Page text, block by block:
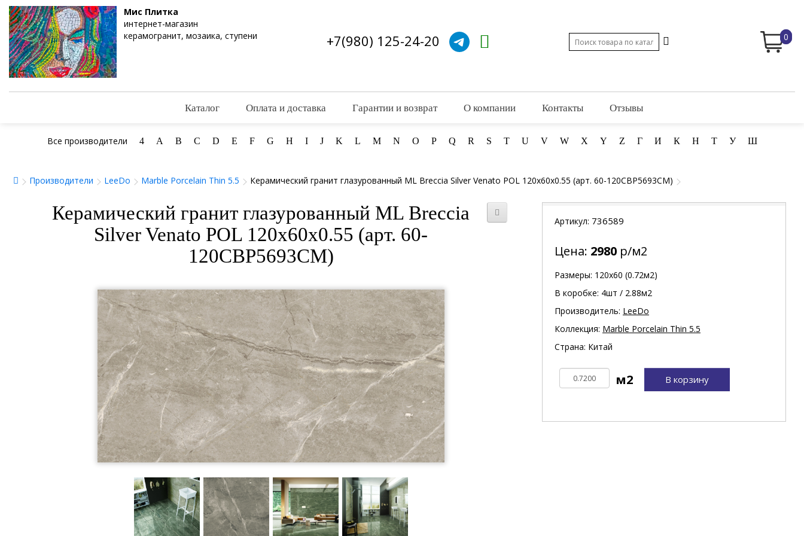
Мис Плитка
интернет-магазин
керамогранит, мозаика, ступени
+7(980) 125-24-20 0
Каталог Оплата и доставка Гарантии и возврат О компании Контакты Отзывы
Все производители 4 A B C D E F G H I J K L M N O P Q R S T U V W X Y Z Г И К Н Т У Ш
Производители LeeDo Marble Porcelain Thin 5.5 Керамический гранит глазурованный ML Breccia Silver Venato POL 120x60x0.55 (арт. 60-120CBP5693CM)
Керамический гранит глазурованный ML Breccia
Silver Venato POL 120x60x0.55 (арт. 60-
120CBP5693CM)
Артикул: 736589
Цена: 2980 р/м2
Размеры: 120х60 (0.72м2)
В коробке: 4шт / 2.88м2
Производитель: LeeDo
Коллекция: Marble Porcelain Thin 5.5
Страна: Китай
В корзину